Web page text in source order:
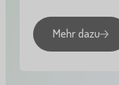
Mehr dazu